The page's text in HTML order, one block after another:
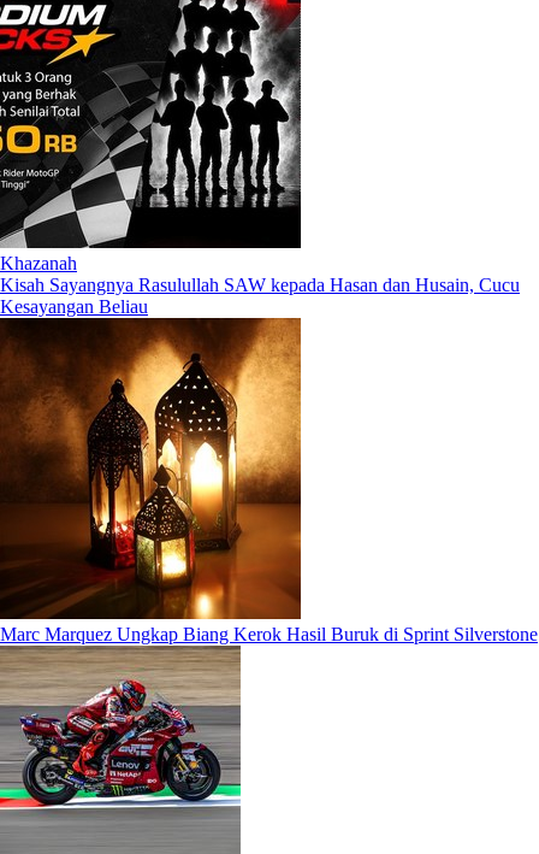
Khazanah
Kisah Sayangnya Rasulullah SAW kepada Hasan dan Husain, Cucu
Kesayangan Beliau
Marc Marquez Ungkap Biang Kerok Hasil Buruk di Sprint Silverstone